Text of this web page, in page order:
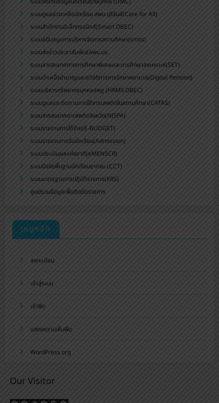
ระบบดูแลช่วยเหลือนักเรียน สพม.บุรีรัมย์(Care for All)
ระบบสำนักงานอิเล็กทรอนิกส์(Smart OBEC)
ระบบสนับสนุนการบริหารจัดการสถานศึกษา(smss)
ระบบส่งข่าวประชาสัมพันธ์สพม.บร.
ระบบสารสนเทศทางการศึกษาพิเศษและการศึกษาสงเคราะห์(SET)
ระบบบำเหน็จบำนาญและสวัสดิการการรักษาพยาบาล(Digital Pension)
ระบบบริหารทรัพยากรบุคคลสพฐ.(HRMS.OBEC)
ระบบดูแลและติดตามการใช้สารเสพติดในสถานศึกษา(CATAS)
ระบบสารสนเทศยาเสพติดจังหวัด(NISPA)
ระบบรายงานการใช้จ่าย(E-BUDGET)
ระบบรายงานการรับนักเรียน(Admission)
ระบบประเมินผลแห่งชาติ(eMENSCR)
ระบบปัจจัยพื้นฐานนักเรียนยากจน (CCT)
ระบบมาตรฐานการปฏิบัติราชการ(KRS)
ศูนย์รวมข้อมูลเพื่อติดต่อราชการ
เมนูหลัก
ลงทะเบียน
เข้าสู่ระบบ
เข้าฟีด
แสดงความเห็นฟีด
WordPress.org
Our Visitor